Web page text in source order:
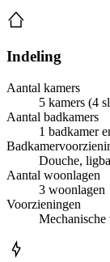
Indeling
Aantal kamers
5 kamers (4
Aantal badkamers
1 badkamer
Douche,
Aantal woonlagen
3 woonlagen
Voorzieningen